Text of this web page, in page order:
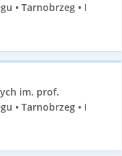
• Tarnobrzeg • I
im. prof.
• Tarnobrzeg • I